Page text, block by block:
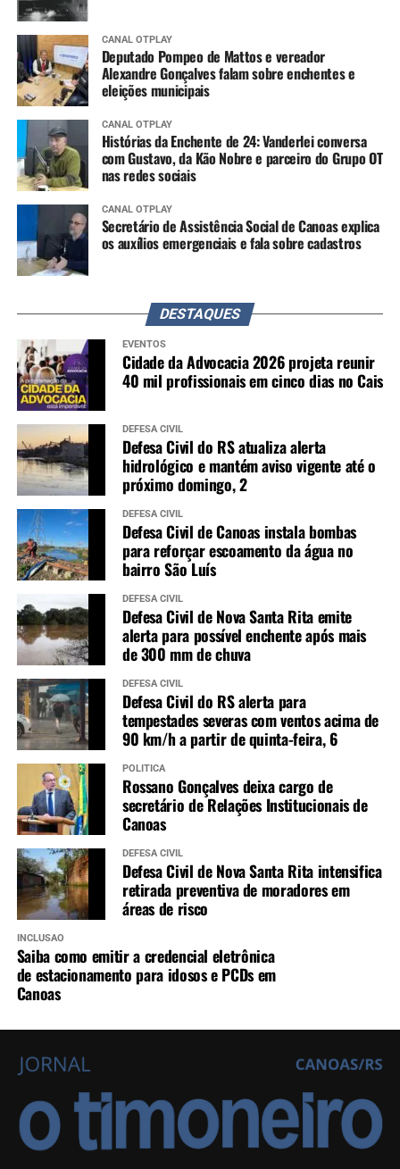
CANAL OTPLAY
Deputado Pompeo de Mattos e vereador
Alexandre Gonçalves falam sobre enchentes e
eleições municipais
CANAL OTPLAY
Histórias da Enchente de 24: Vanderlei conversa
com Gustavo, da Kão Nobre e parceiro do Grupo OT
nas redes sociais
CANAL OTPLAY
Secretário de Assistência Social de Canoas explica
os auxílios emergenciais e fala sobre cadastros
DESTAQUES
EVENTOS
Cidade da Advocacia 2026 projeta reunir
40 mil profissionais em cinco dias no Cais
DEFESA CIVIL
Defesa Civil do RS atualiza alerta
hidrológico e mantém aviso vigente até o
próximo domingo, 2
DEFESA CIVIL
Defesa Civil de Canoas instala bombas
para reforçar escoamento da água no
bairro São Luís
DEFESA CIVIL
Defesa Civil de Nova Santa Rita emite
alerta para possível enchente após mais
de 300 mm de chuva
DEFESA CIVIL
Defesa Civil do RS alerta para
tempestades severas com ventos acima de
90 km/h a partir de quinta-feira, 6
POLÍTICA
Rossano Gonçalves deixa cargo de
secretário de Relações Institucionais de
Canoas
DEFESA CIVIL
Defesa Civil de Nova Santa Rita intensifica
retirada preventiva de moradores em
áreas de risco
INCLUSÃO
Saiba como emitir a credencial eletrônica
de estacionamento para idosos e PCDs em
Canoas